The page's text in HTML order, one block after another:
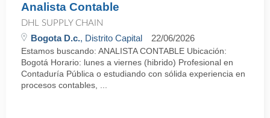
Analista Contable
DHL SUPPLY CHAIN
Bogota D.c., Distrito Capital 22/06/2026
Estamos buscando: ANALISTA CONTABLE Ubicación:
Bogotá Horario: lunes a viernes (hibrido) Profesional en
Contaduría Pública o estudiando con sólida experiencia en
procesos contables, ...